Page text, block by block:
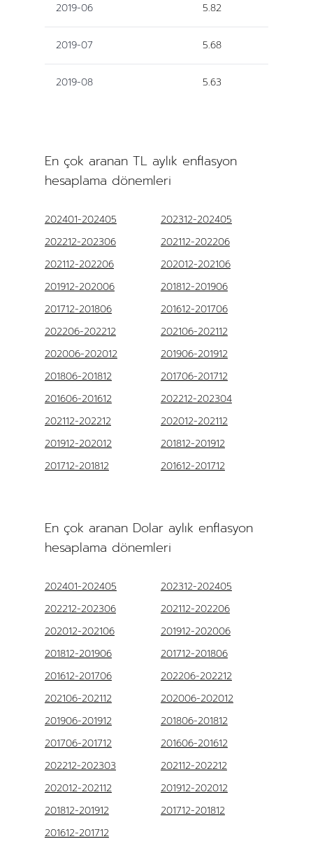
2019-06 5.82
2019-07 5.68
2019-08 5.63
En çok aranan TL aylık enflasyon
hesaplama dönemleri
202401-202405
202312-202405
202212-202306
202112-202206
202112-202206
202012-202106
201912-202006
201812-201906
201712-201806
201612-201706
202206-202212
202106-202112
202006-202012
201906-201912
201806-201812
201706-201712
201606-201612
202212-202304
202112-202212
202012-202112
201912-202012
201812-201912
201712-201812
201612-201712
En çok aranan Dolar aylık enflasyon
hesaplama dönemleri
202401-202405
202312-202405
202212-202306
202112-202206
202012-202106
201912-202006
201812-201906
201712-201806
201612-201706
202206-202212
202106-202112
202006-202012
201906-201912
201806-201812
201706-201712
201606-201612
202212-202303
202112-202212
202012-202112
201912-202012
201812-201912
201712-201812
201612-201712